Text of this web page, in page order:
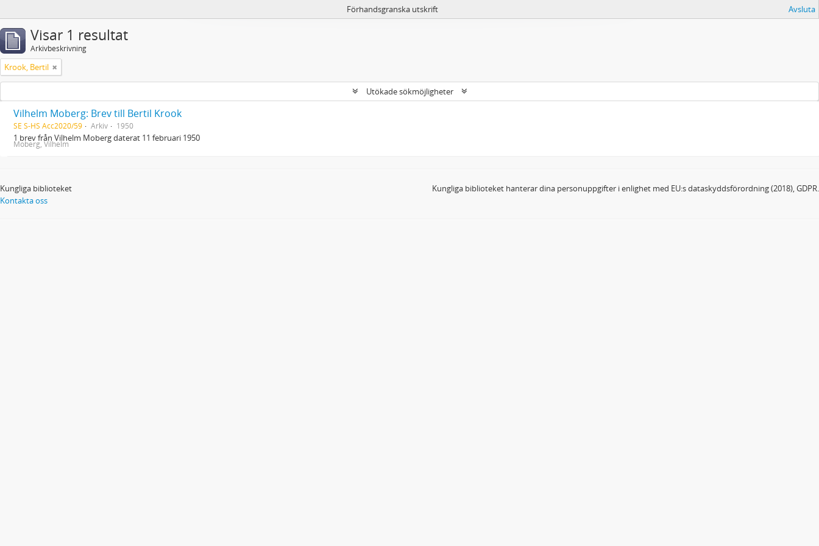
Förhandsgranska utskrift Avsluta
Visar 1 resultat
Arkivbeskrivning
Krook, Bertil
Utökade sökmöjligheter
Vilhelm Moberg: Brev till Bertil Krook
SE S-HS Acc2020/59 Arkiv 1950
1 brev från Vilhelm Moberg daterat 11 februari 1950
Moberg, Vilhelm
Kungliga biblioteket
Kontakta oss
Kungliga biblioteket hanterar dina personuppgifter i enlighet med EU:s dataskyddsförordning (2018), GDPR.